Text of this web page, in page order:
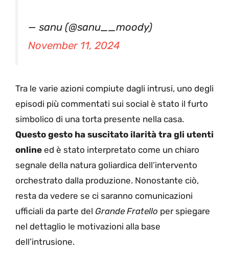
— sanu (@sanu__moody)
November 11, 2024
Tra le varie azioni compiute dagli intrusi, uno degli
episodi più commentati sui social è stato il furto
simbolico di una torta presente nella casa.
Questo gesto ha suscitato ilarità tra gli utenti
online ed è stato interpretato come un chiaro
segnale della natura goliardica dell’intervento
orchestrato dalla produzione. Nonostante ciò,
resta da vedere se ci saranno comunicazioni
ufficiali da parte del Grande Fratello per spiegare
nel dettaglio le motivazioni alla base
dell’intrusione.